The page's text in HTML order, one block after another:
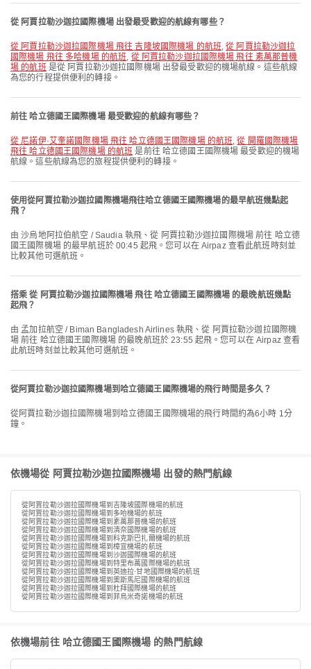
從 阿賈拉勒沙迦拉國際機場 出發最受歡迎的航線有哪些？
從 阿賈拉勒沙迦拉國際機場 飛往 吉隆坡國際機場 的航班,從 阿賈拉勒沙迦拉
國際機場 飛往 多哈機場 的航班, 從 阿賈拉勒沙迦拉國際機場 飛往 素萬那普機
場 的航班 是從 阿賈拉勒沙迦拉國際機場 出發最受歡迎的機場航線。這些航線
為您的行程提供便利的轉接。
前往 哈立德國王國際機場 最受歡迎的航線有哪些？
從 尼諾伊·艾奎諾國際機場 飛往 哈立德國王國際機場 的航班,從 開羅國際機場
飛往 哈立德國王國際機場 的航班 是前往 哈立德國王國際機場 最受歡迎的機場
航線。這些航線為您的旅程提供便利的轉接。
使用從阿賈拉勒沙迦拉國際機場飛往哈立德國王國際機場的最早航班幾點起
飛？
由 沙烏地阿拉伯航空 / Saudia 執飛、從 阿賈拉勒沙迦拉國際機場 前往 哈立德
國王國際機場 的最早航班於 00:45 起飛。您可以在 Airpaz 查看此航班時刻並
比較其他可選航班。
搭乘 從 阿賈拉勒沙迦拉國際機場 飛往 哈立德國王國際機場 的最晚航班幾點
起飛？
由 孟加拉航空 / Biman Bangladesh Airlines 執飛、從 阿賈拉勒沙迦拉國際機
場 前往 哈立德國王國際機場 的最晚航班於 23:55 起飛。您可以在 Airpaz 查看
此航班時刻並比較其他可選航班。
從阿賈拉勒沙迦拉國際機場到哈立德國王國際機場的飛行時間是多久？
從阿賈拉勒沙迦拉國際機場到哈立德國王國際機場的飛行時間約為6小時 1分
鐘。
依機場從 阿賈拉勒沙迦拉國際機場 出發的熱門航線
從阿賈拉勒沙迦拉國際機場到吉隆坡國際機場的航班
從阿賈拉勒沙迦拉國際機場到多哈機場的航班
從阿賈拉勒沙迦拉國際機場到素萬那普機場的航班
從阿賈拉勒沙迦拉國際機場到清奈國際機場的航班
從阿賈拉勒沙迦拉國際機場到科克斯巴扎爾機場的航班
從阿賈拉勒沙迦拉國際機場到樟宜機場的航班
從阿賈拉勒沙迦拉國際機場到沙迦國際機場的航班
從阿賈拉勒沙迦拉國際機場到特里布萬國際機場的航班
從阿賈拉勒沙迦拉國際機場到英迪拉·甘地國際機場的航班
從阿賈拉勒沙迦拉國際機場到奧斯馬尼國際機場的航班
從阿賈拉勒沙迦拉國際機場到杜拜國際機場的航班
從阿賈拉勒沙迦拉國際機場到菲烏米奇諾機場的航班
依機場前往 哈立德國王國際機場 的熱門航線